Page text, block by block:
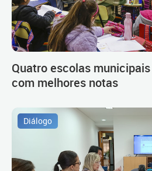
Quatro escolas
com melhores notas
Diálogo